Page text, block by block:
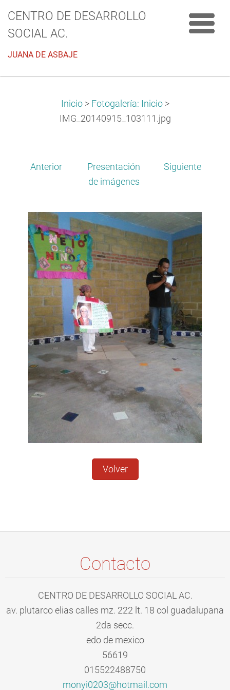
CENTRO DE DESARROLLO
SOCIAL AC.
JUANA DE ASBAJE
Inicio > Fotogalería: Inicio >
IMG_20140915_103111.jpg
Anterior
Presentación
de imágenes
Siguiente
Volver
Contacto
CENTRO DE DESARROLLO SOCIAL AC.
av. plutarco elias calles mz. 222 lt. 18 col guadalupana
2da secc.
edo de mexico
56619
015522488750
monyi0203@hotmai l.com